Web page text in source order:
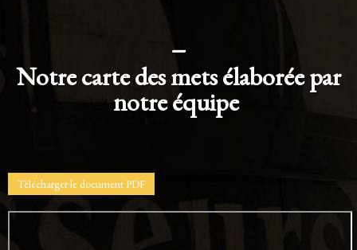
Notre carte des mets élaborée par
notre équipe
Télécharger le document PDF